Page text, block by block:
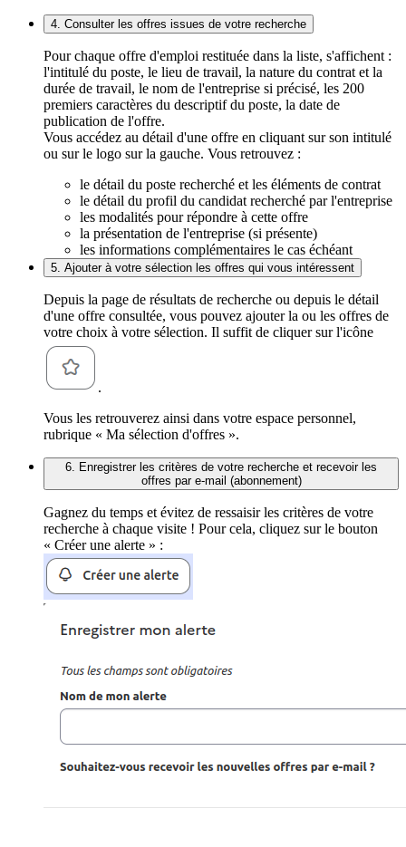
4. Consulter les offres issues de votre recherche
Pour chaque offre d'emploi restituée dans la liste, s'affichent :
l'intitulé du poste, le lieu de travail, la nature du contrat et la
durée de travail, le nom de l'entreprise si précisé, les 200
premiers caractères du descriptif du poste, la date de
publication de l'offre.
Vous accédez au détail d'une offre en cliquant sur son intitulé
ou sur le logo sur la gauche. Vous retrouvez :
le détail du poste recherché et les éléments de contrat
le détail du profil du candidat recherché par l'entreprise
les modalités pour répondre à cette offre
la présentation de l'entreprise (si présente)
les informations complémentaires le cas échéant
5. Ajouter à votre sélection les offres qui vous intéressent
Depuis la page de résultats de recherche ou depuis le détail
d'une offre consultée, vous pouvez ajouter la ou les offres de
votre choix à votre sélection. Il suffit de cliquer sur l'icône
.
Vous les retrouverez ainsi dans votre espace personnel,
rubrique « Ma sélection d'offres ».
6. Enregistrer les critères de votre recherche et recevoir les
offres par e-mail (abonnement)
Gagnez du temps et évitez de ressaisir les critères de votre
recherche à chaque visite ! Pour cela, cliquez sur le bouton
« Créer une alerte » :